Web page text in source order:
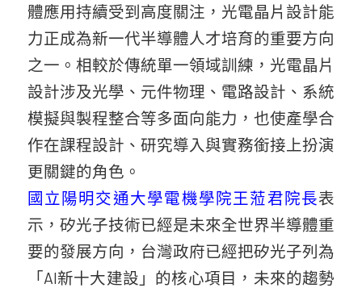
體應用持續受到高度關注，光電晶片設計能
力正成為新一代半導體人才培育的重要方向
之一。相較於傳統單一領域訓練，光電晶片
設計涉及光學、元件物理、電路設計、系統
模擬與製程整合等多面向能力，也使產學合
作在課程設計、研究導入與實務銜接上扮演
更關鍵的角色。
國立陽明交通大學電機學院王蒞君院長表
示，矽光子技術已經是未來全世界半導體重
要的發展方向，台灣政府已經把矽光子列為
「AI新十大建設」的核心項目，未來的趨勢